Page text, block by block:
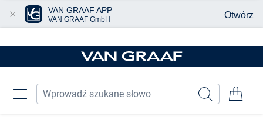
VAN GRAAF APP
VAN GRAAF GmbH Otwórz